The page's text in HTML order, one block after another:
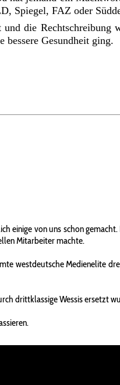
Spiegel, FAZ oder
die
bessere Gesundheit ging.
einige von uns schon
Mitarbeiter machte.
westdeutsche Medienelite
drittklassige Wessis